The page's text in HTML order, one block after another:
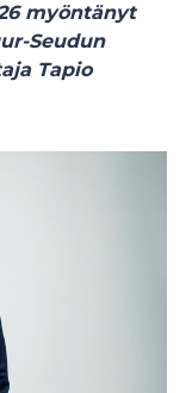
myöntänyt
Seudun
Tapio